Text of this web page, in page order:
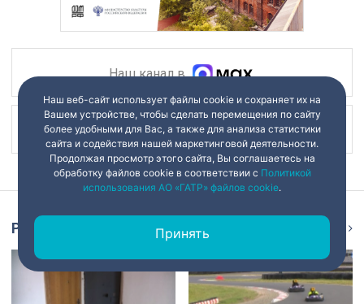
Наш канал в
Наш канал в
Репортаж
Наш веб-сайт использует файлы cookie и сохраняет их на
Вашем устройстве, чтобы сделать перемещения по сайту
более удобными для Вас, а также для анализа статистики
сайта и содействия нашей маркетинговой деятельности.
Продолжая просмотр этого сайта, Вы соглашаетесь на
обработку файлов cookie в соответствии с Политикой
использования АО «ГАТР» файлов cookie.
Принять